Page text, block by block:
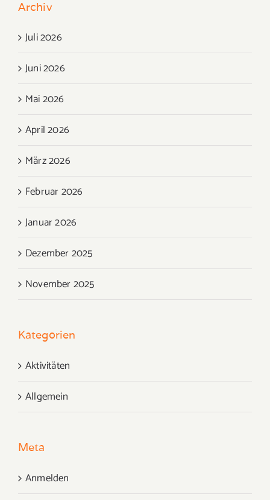
Archiv
Juli 2026
Juni 2026
Mai 2026
April 2026
März 2026
Februar 2026
Januar 2026
Dezember 2025
November 2025
Kategorien
Aktivitäten
Allgemein
Meta
Anmelden